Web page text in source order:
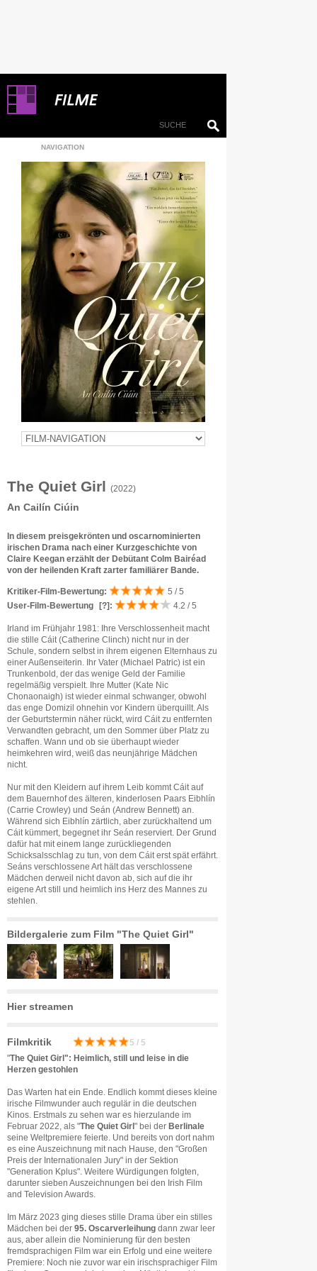
NAVIGATION
The Quiet Girl (2022)
An Cailín Ciúin
In diesem preisgekrönten und oscarnominierten
irischen Drama nach einer Kurzgeschichte von
Claire Keegan erzählt der Debütant Colm Bairéad
von der heilenden Kraft zarter familiärer Bande.
Kritiker-Film-Bewertung:
5 / 5
User-Film-Bewertung
[?] : 4.2 / 5
Irland im Frühjahr 1981: Ihre Verschlossenheit macht
die stille Cáit (Catherine Clinch) nicht nur in der
Schule, sondern selbst in ihrem eigenen Elternhaus zu
einer Außenseiterin. Ihr Vater (Michael Patric) ist ein
Trunkenbold, der das wenige Geld der Familie
regelmäßig verspielt. Ihre Mutter (Kate Nic
Chonaonaigh) ist wieder einmal schwanger, obwohl
das enge Domizil ohnehin vor Kindern überquillt. Als
der Geburtstermin näher rückt, wird Cáit zu entfernten
Verwandten gebracht, um den Sommer über Platz zu
schaffen. Wann und ob sie überhaupt wieder
heimkehren wird, weiß das neunjährige Mädchen
nicht.
Nur mit den Kleidern auf ihrem Leib kommt Cáit auf
dem Bauernhof des älteren, kinderlosen Paars Eibhlín
(Carrie Crowley) und Seán (Andrew Bennett) an.
Während sich Eibhlín zärtlich, aber zurückhaltend um
Cáit kümmert, begegnet ihr Seán reserviert. Der Grund
dafür hat mit einem lange zurückliegenden
Schicksalsschlag zu tun, von dem Cáit erst spät erfährt.
Seáns verschlossene Art hält das verschlossene
Mädchen derweil nicht davon ab, sich auf die ihr
eigene Art still und heimlich ins Herz des Mannes zu
stehlen.
Bildergalerie zum Film "The Quiet Girl"
Hier streamen
Filmkritik 5 / 5
"The Quiet Girl": Heimlich, still und leise in die
Herzen gestohlen
Das Warten hat ein Ende. Endlich kommt dieses kleine
irische Filmwunder auch regulär in die deutschen
Kinos. Erstmals zu sehen war es hierzulande im
Februar 2022, als "The Quiet Girl " bei der Berlinale
seine Weltpremiere feierte. Und bereits von dort nahm
es eine Auszeichnung mit nach Hause, den "Großen
Preis der Internationalen Jury" in der Sektion
"Generation Kplus". Weitere Würdigungen folgten,
darunter sieben Auszeichnungen bei den Irish Film
and Television Awards.
Im März 2023 ging dieses stille Drama über ein stilles
Mädchen bei der 95. Oscarverleihung dann zwar leer
aus, aber allein die Nominierung für den besten
fremdsprachigen Film war ein Erfolg und eine weitere
Premiere: Noch nie zuvor war ein irischsprachiger Film